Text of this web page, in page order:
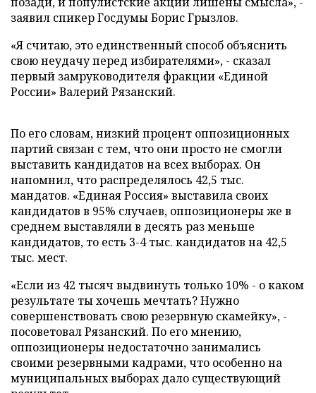
заявил спикер Госдумы Борис Грызлов.
«Я считаю, это единственный способ объяснить
свою неудачу перед избирателями», - сказал
первый замруководителя фракции «Единой
России» Валерий Рязанский.
По его словам, низкий процент оппозиционных
партий связан с тем, что они просто не смогли
выставить кандидатов на всех выборах. Он
напомнил, что распределялось 42,5 тыс.
мандатов. «Единая Россия» выставила своих
кандидатов в 95% случаев, оппозиционеры же в
среднем выставляли в десять раз меньше
кандидатов, то есть 3-4 тыс. кандидатов на 42,5
тыс. мест.
«Если из 42 тысяч выдвинуть только 10% - о каком
результате ты хочешь мечтать? Нужно
совершенствовать свою резервную скамейку», -
посоветовал Рязанский. По его мнению,
оппозиционеры недостаточно занимались
своими резервными кадрами, что особенно на
муниципальных выборах дало существующий